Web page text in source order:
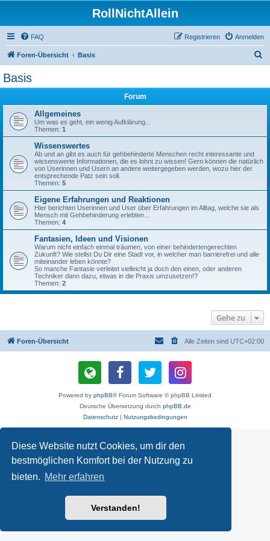
Diese Website nutzt Cookies, um dir den
bestmöglichen Komfort bei der Nutzung zu
bieten. Mehr erfahren
Verstanden!
RollNichtAllein
FAQ Anmelden
Registrieren
Foren-Übersicht Basis
Basis
Forum
Allgemeines
Um was es geht, ein wenig Aufklärung...
Themen: 1
Wissenswertes
Ab und an gibt es auch für gehbehinderte Menschen recht interessante und
wissenswerte Informationen, die es lohnt zu wissen! Gern können die natürlich
von Userinnen und Usern an andere weitergegeben werden, wozu hier der
entsprechende Patz sein soll.
Themen: 5
Eigene Erfahrungen und Reaktionen
Hier berichten Userinnen und User über Erfahrungen im Alltag, welche sie als
Mensch mit Gehbehinderung erlebten...
Themen: 4
Fantasien, Ideen und Visionen
Warum nicht einfach einmal träumen, von einer behindertengerechten
Zukunft? Wie stellst Du Dir eine Stadt vor, in welcher man barrierefrei und alle
miteinander leben könnte?
So manche Fantasie verleitet vielleicht ja doch den einen, oder anderen
Techniker dann dazu, etwas in die Praxis umzusetzen!?
Themen: 2
Gehe zu
Foren-Übersicht Alle Zeiten sind UTC+02:00
Powered by phpBB® Forum Software © phpBB Limited
Deutsche Übersetzung durch phpBB.de
Datenschutz| Nutzungsbedingungen